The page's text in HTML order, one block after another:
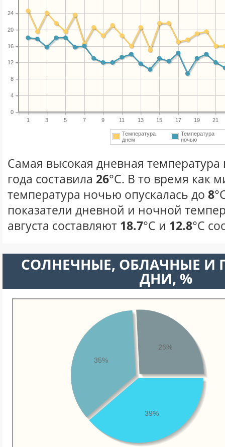
1 3 5 7 9 11 13 15 17 19 21
0
4
8
12
16
20
24
Температура
днем
Температура
ночью
Самая высокая дневная температура
года составила 26°С. В то время как
температура ночью опускалась до 8
показатели дневной и ночной
августа составляют 18.7°С и 12.8°С
CОЛНЕЧНЫЕ, ОБЛАЧНЫЕ И
ДНИ, %
39%
35%
26%